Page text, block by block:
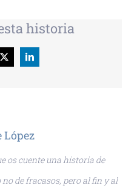
historia
X LinkedIn
López
os cuente una historia de
de fracasos, pero al fin y al